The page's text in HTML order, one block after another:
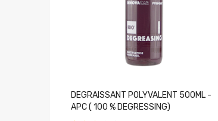
DEGRAISSANT POLYVALENT 500ML -
APC ( 100 % DEGRESSING)